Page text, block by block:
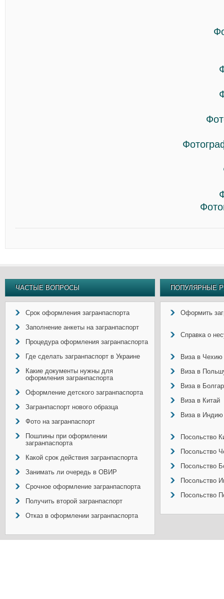
ЧАСТЫЕ ВОПРОСЫ
Срок оформления загранпаспорта
Заполнение анкеты на загранпаспорт
Процедура оформления загранпаспорта
Где сделать загранпаспорт в Украине
Какие документы нужны для
оформления загранпаспорта
Оформление детского загранпаспорта
Загранпаспорт нового образца
Фото на загранпаспорт
Пошлины при оформлении
загранпаспорта
Какой срок действия загранпаспорта
Занимать ли очередь в ОВИР
Срочное оформление загранпаспорта
Получить второй загранпаспорт
Отказ в оформлении загранпаспорта
ПОПУЛЯРНЫЕ
Оформить
Справка о
Виза в Чехию
Виза в
Виза в
Виза в Китай
Виза в Индию
Посольство
Посольство
Посольство
Посольство
Посольство